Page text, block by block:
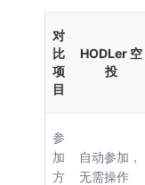
对
比
项
目
HODLer 空
投
参
加
方
自动参加，
无需操作